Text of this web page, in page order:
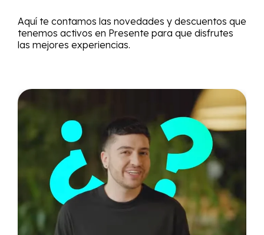
Aquí te contamos las novedades y descuentos que
tenemos activos en Presente para que disfrutes
las mejores experiencias.